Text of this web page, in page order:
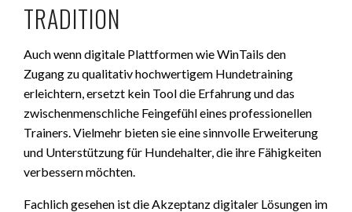
TRADITION
Auch wenn digitale Plattformen wie WinTails den
Zugang zu qualitativ hochwertigem Hundetraining
erleichtern, ersetzt kein Tool die Erfahrung und das
zwischenmenschliche Feingefühl eines professionellen
Trainers. Vielmehr bieten sie eine sinnvolle Erweiterung
und Unterstützung für Hundehalter, die ihre Fähigkeiten
verbessern möchten.
Fachlich gesehen ist die Akzeptanz digitaler Lösungen im